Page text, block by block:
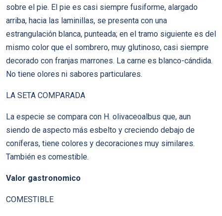
sobre el pie. El pie es casi siempre fusiforme, alargado
arriba, hacia las laminillas, se presenta con una
estrangulación blanca, punteada; en el tramo siguiente es del
mismo color que el sombrero, muy glutinoso, casi siempre
decorado con franjas marrones. La carne es blanco-cándida.
No tiene olores ni sabores particulares.
LA SETA COMPARADA
La especie se compara con H. olivaceoalbus que, aun
siendo de aspecto más esbelto y creciendo debajo de
coníferas, tiene colores y decoraciones muy similares.
También es comestible.
Valor gastronomico
COMESTIBLE